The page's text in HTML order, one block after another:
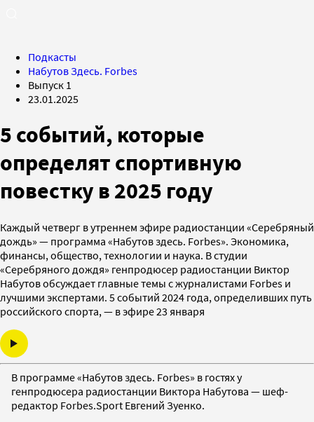
Подкасты
Набутов Здесь. Forbes
Выпуск 1
23.01.2025
5 событий, которые
определят спортивную
повестку в 2025 году
Каждый четверг в утреннем эфире радиостанции «Серебряный
дождь» — программа «Набутов здесь. Forbes». Экономика,
финансы, общество, технологии и наука. В студии
«Серебряного дождя» генпродюсер радиостанции Виктор
Набутов обсуждает главные темы с журналистами Forbes и
лучшими экспертами. 5 событий 2024 года, определивших путь
российского спорта, — в эфире 23 января
В программе «Набутов здесь. Forbes» в гостях у
генпродюсера радиостанции Виктора Набутова — шеф-
редактор Forbes.Sport Евгений Зуенко.